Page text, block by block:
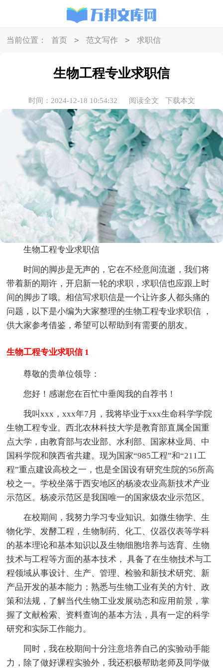
当前位置： 首页 > 范文写作 > 求职信
生物工程专业求职信
时间：2024-12-18 10:54:32 阅读全文 下载本文
生物工程专业求职信
时间的脚步是无声的，它在不经意间流逝，我们将
带着新的期许，开启新一轮的求职，求职信也应跟上时
间的脚步了哦。相信写求职信是一个让许多人都头痛的
问题，以下是小编为大家整理的生物工程专业求职信 ，
供大家参考借鉴，希望可以帮助到有需要的朋友。
生物工程专业求职信 1
尊敬的贵单位领导：
您好！感谢您在百忙中垂阅我的自荐书！
我叫xxx，xxx年7月，我将毕业于xxx生命科学学院
生物工程专业。西北农林科技大学是教育部直属全国重
点大学，由教育部与农业部、水利部、国家林业局、中
国科学院和陕西省共建。现为国家“985工程”和“211工
程”重点建设高校之一，也是全国设有研究生院的56所高
校之一。学校坐落于西安地区的杨凌农业高新技术产业
示范区。杨凌示范区是我国唯一的国家级农业示范区。
在校期间，我努力学习专业知识。如微生物学、生
物化学、发酵工程，生物制药、化工、仪器仪表等学科
的基本理论和基本知识以及生物细胞培养与选育、生物
技术与工程等方面的基本技术， 具备了在生物技术与工
程领域从事设计、生产、管理、检验和新技术研究、新
产品开发的基本能力；熟悉与生物工业有关的方针、政
策和法规，了解当代生物工业发展动态和应用前景，掌
握了文献检索、资料查询的基本方法，具有一定的科学
研究和实际工作能力。
同时，我在校期间十分注意培养自己的实验动手能
力，除了做好课程实验外，我还积极帮助老师及同学做